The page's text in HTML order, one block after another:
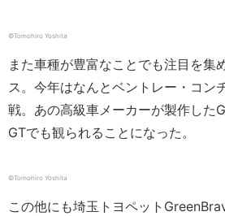
©︎Tomohiro Yoshita
また車種が豊富なことでも注目を集
ス。今年はなんとベントレー・コン
戦。あの高級車メーカーが製作した
GTでも観られることになった。
©︎Tomohiro Yoshita
この他にも埼玉トヨペット